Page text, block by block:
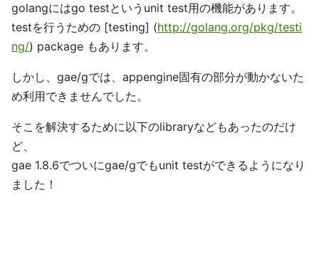
golangにはgo testというunit test用の機能があります。
testを行うための [testing] (http://golang.org/pkg/testi
ng/) package もあります。
しかし、gae/gでは、appengine固有の部分が動かないた
め利用できませんでした。
そこを解決するために以下のlibraryなどもあったのだけ
ど、
gae 1.8.6でついにgae/gでもunit testができるようになり
ました！